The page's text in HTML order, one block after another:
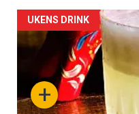
+
UKENS DRINK